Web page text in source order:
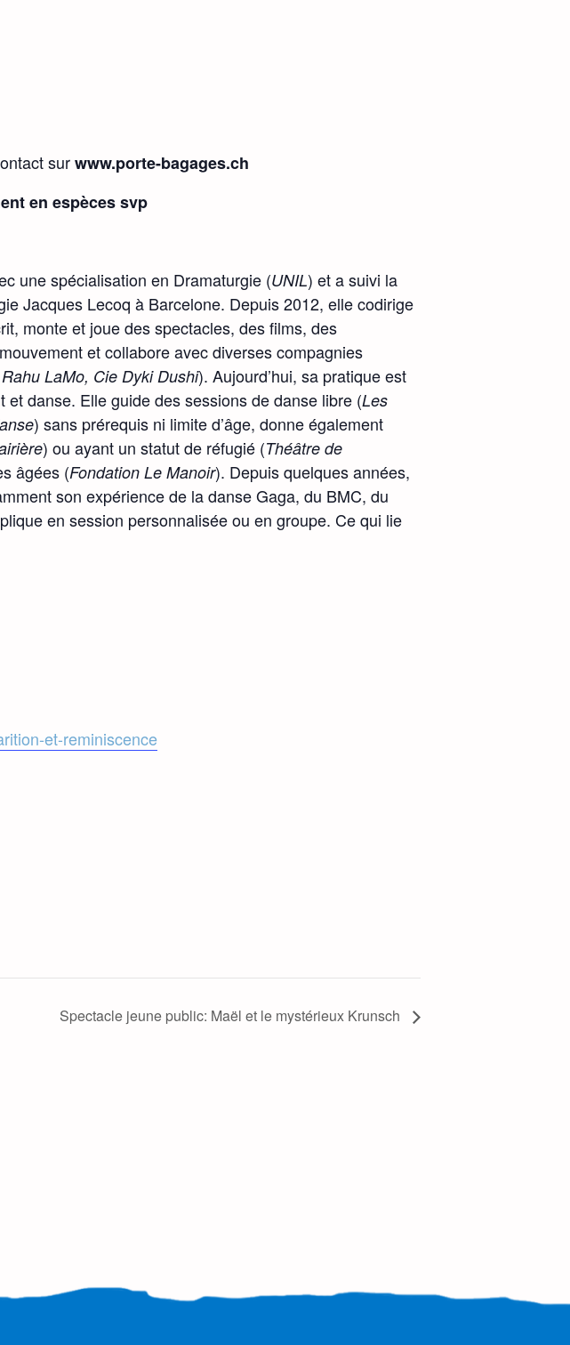
surwww.porte-bagages.ch
en espèces svp
une spécialisation en Dramaturgie (UNIL) et a suivi la
Jacques Lecoq à Barcelone. Depuis 2012, elle codirige
monte et joue des spectacles, des films, des
et collabore avec diverses compagnies
LaMo, Cie Dyki Dushi). Aujourd’hui, sa pratique est
danse. Elle guide des sessions de danse libre (Les
) sans prérequis ni limite d’âge, donne également
) ou ayant un statut de réfugié (Théâtre de
âgées (Fondation Le Manoir). Depuis quelques années,
son expérience de la danse Gaga, du BMC, du
en session personnalisée ou en groupe. Ce qui lie
et-reminiscence
Spectacle jeune public: Maël et le mystérieux Krunsch